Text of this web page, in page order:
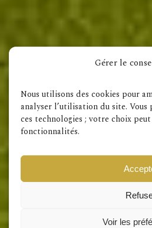
Gérer le
Nous utilisons des cookies pour
analyser l’utilisation du site. Vous
ces technologies ; votre choix
fonctionnalités.
Voir les